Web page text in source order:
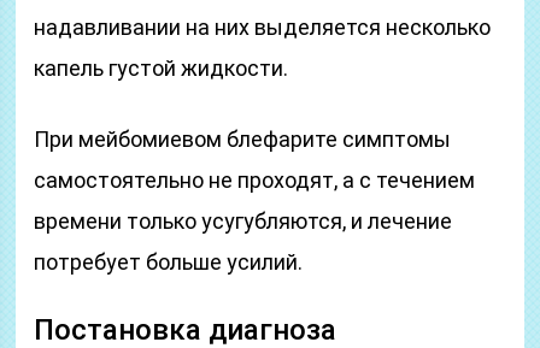
надавливании на них выделяется несколько
капель густой жидкости.
При мейбомиевом блефарите симптомы
самостоятельно не проходят, а с течением
времени только усугубляются, и лечение
потребует больше усилий.
Постановка диагноза